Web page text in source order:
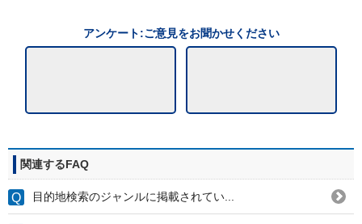
アンケート:ご意見をお聞かせください
関連するFAQ
目的地検索のジャンルに掲載されてい...